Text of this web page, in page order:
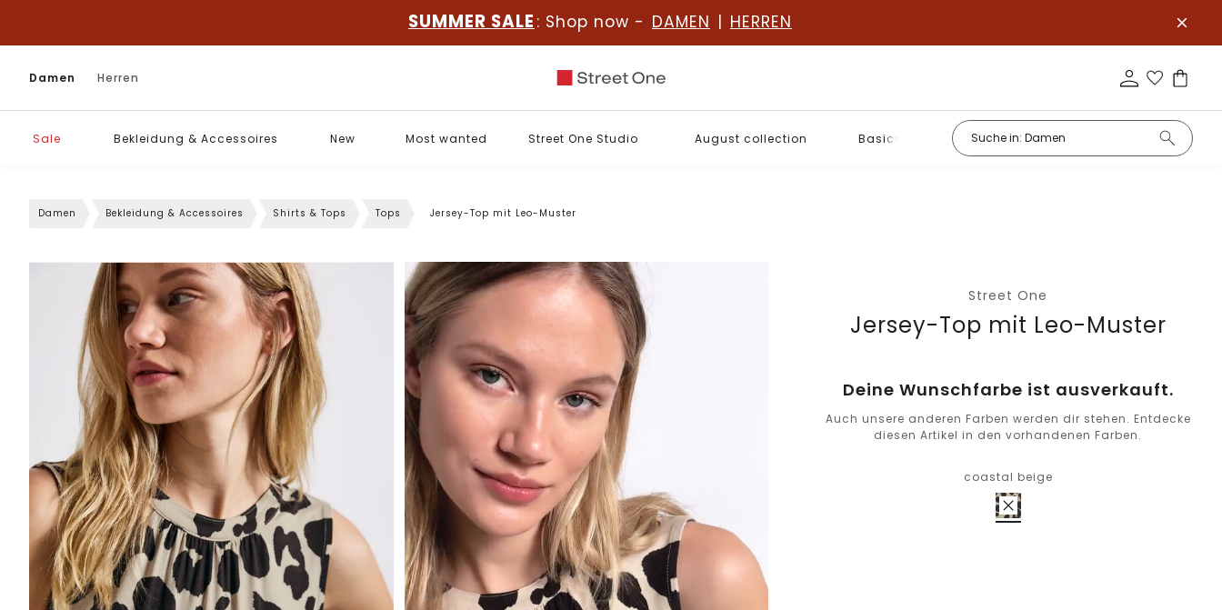
SUMMER SALE : Shop now - DAMEN | HERREN
Damen Herren
Sale Bekleidung & Accessoires New Most wanted Street One Studio August collection Basics
Damen Bekleidung & Accessoires Shirts & Tops Tops Jersey-Top mit Leo-Muster
Street One
Jersey-Top mit Leo-Muster
Deine Wunschfarbe ist ausverkauft.
Auch unsere anderen Farben werden dir stehen. Entdecke
diesen Artikel in den vorhandenen Farben.
coastal beige